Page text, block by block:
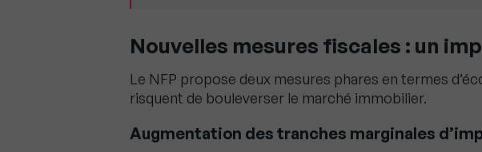
Nouvelles mesures fiscales : un
Le NFP propose deux mesures phares en termes
risquent de bouleverser le marché immobilier.
Augmentation des tranches marginales